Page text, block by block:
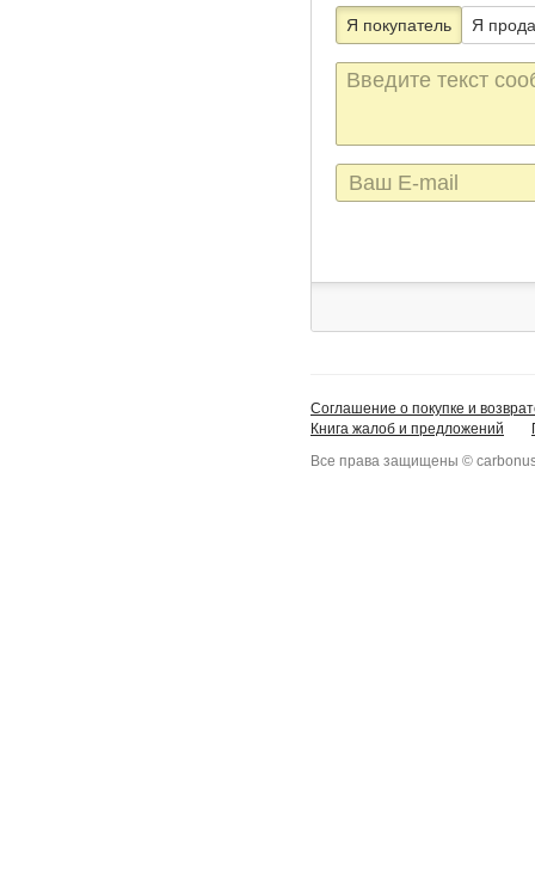
Я покупатель Я
Текст
сообщения
E-
mail
Соглашение о покупке и
Книга жалоб и предложений
Все права защищены ©